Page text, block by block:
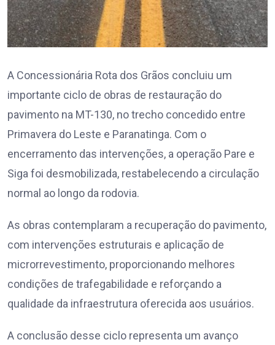
A Concessionária Rota dos Grãos concluiu um
importante ciclo de obras de restauração do
pavimento na MT-130, no trecho concedido entre
Primavera do Leste e Paranatinga. Com o
encerramento das intervenções, a operação Pare e
Siga foi desmobilizada, restabelecendo a circulação
normal ao longo da rodovia.
As obras contemplaram a recuperação do pavimento,
com intervenções estruturais e aplicação de
microrrevestimento, proporcionando melhores
condições de trafegabilidade e reforçando a
qualidade da infraestrutura oferecida aos usuários.
A conclusão desse ciclo representa um avanço